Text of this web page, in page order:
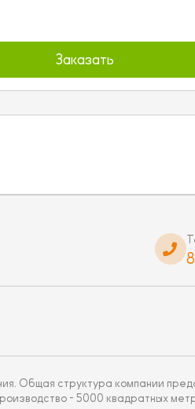
Заказать
Общая структура компании
- 5000 квадратных